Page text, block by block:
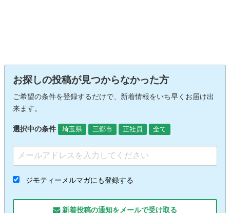
お探しの投稿が見つからなかった方
ご希望の条件を登録するだけで、新着情報をいち早くお届け出
来ます。
選択中の条件 埼玉県 三郷市 正社員 全て
ジモティーメルマガにも登録する
新着投稿の通知をメールで受け取る